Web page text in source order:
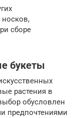
сборе
букеты
растения в
обусловлен
предпочтениями